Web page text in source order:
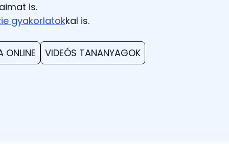
is.
gyakorlatokkal is.
ONLINE VIDEÓS TANANYAGOK